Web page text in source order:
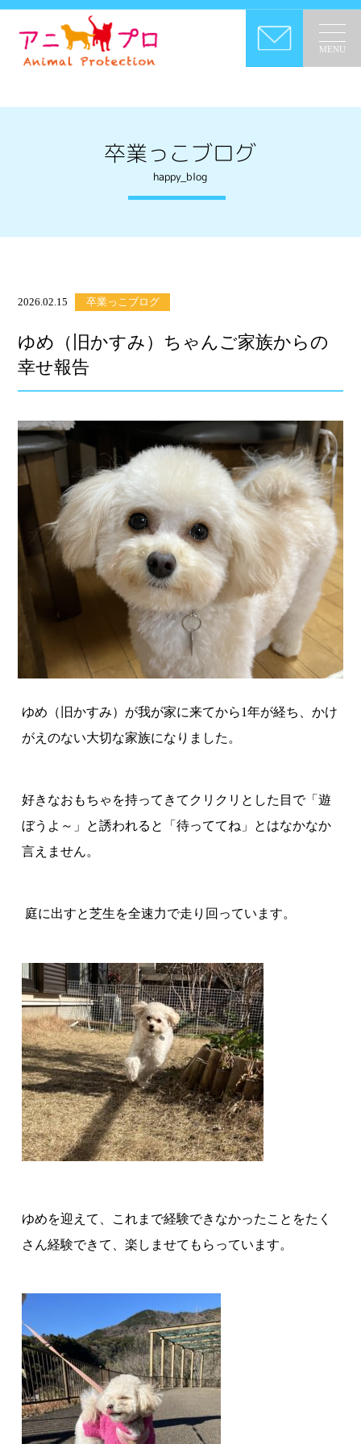
MENU
卒業っこブログ
happy_blog
2026.02.15 卒業っこブログ
ゆめ（旧かすみ）ちゃんご家族からの
幸せ報告
ゆめ（旧かすみ）が我が家に来てから1年が経ち、かけ
がえのない大切な家族になりました。
好きなおもちゃを持ってきてクリクリとした目で「遊
ぼうよ～」と誘われると「待っててね」とはなかなか
言えません。
庭に出すと芝生を全速力で走り回っています。
ゆめを迎えて、これまで経験できなかったことをたく
さん経験できて、楽しませてもらっています。